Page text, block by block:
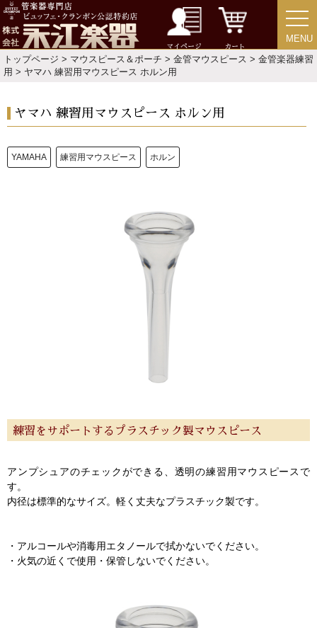
マイページ カート
MENU
MENU
トップページ > マウスピース＆ポーチ > 金管マウスピース > 金管楽器練習
用 > ヤマハ 練習用マウスピース ホルン用
ヤマハ 練習用マウスピース ホルン用
YAMAHA 練習用マウスピース ホルン
練習をサポートするプラスチック製マウスピース
アンプシュアのチェックができる、透明の練習用マウスピースで
す。
内径は標準的なサイズ。軽く丈夫なプラスチック製です。
・アルコールや消毒用エタノールで拭かないでください。
・火気の近くで使用・保管しないでください。
お手入れ方法
選定者のご紹介
ログイン・マイページ